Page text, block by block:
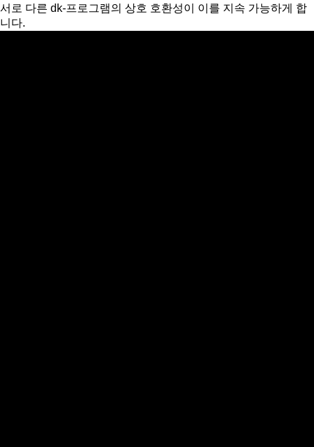
서로 다른 dk-프로그램의 상호 호환성이 이를 지속 가능하게 합
니다.